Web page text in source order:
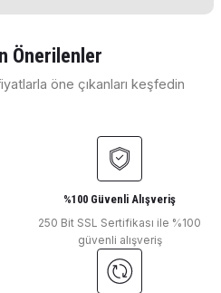
ederiz.
görüntülenemiyor.
pahalı.
olmalı.
Önerilenler
öne çıkanları keşfedin
Set
DLab Mekanik Karıştırıcı
₺ 42.848
70 Litre 100.000 MPas - 300 Ncm
%100 Güvenli Alışveriş
250 Bit SSL Sertifikası ile %100
güvenli alışveriş